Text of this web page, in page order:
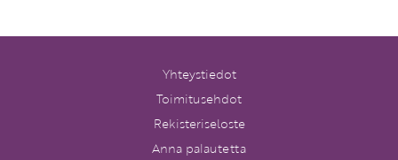
Yhteystiedot
Toimitusehdot
Rekisteriseloste
Anna palautetta